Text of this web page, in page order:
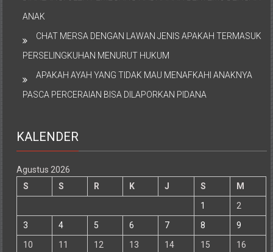
ANAK
CHAT MERSA DENGAN LAWAN JENIS APAKAH TERMASUK
PERSELINGKUHAN MENURUT HUKUM
APAKAH AYAH YANG TIDAK MAU MENAFKAHI ANAKNYA
PASCA PERCERAIAN BISA DILAPORKAN PIDANA
KALENDER
Agustus 2026
S
S R K J S
M
1
2
3
4 5 6 7 8
9
10
11 12 13 14 15
16